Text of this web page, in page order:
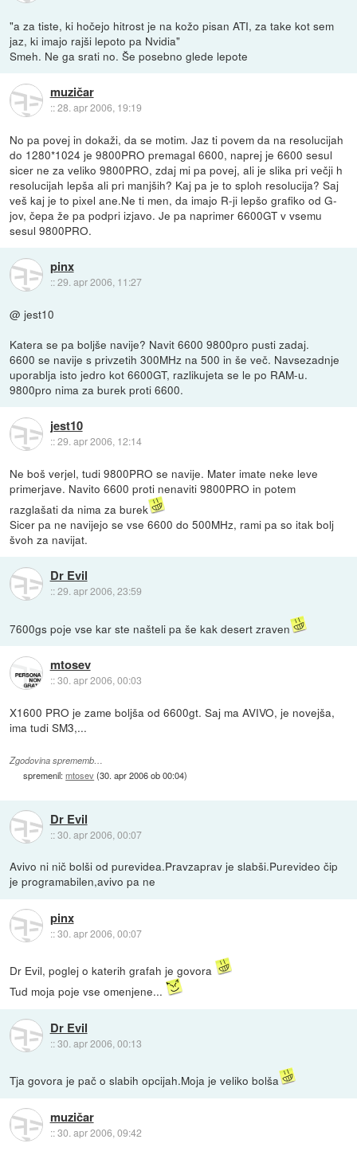
"a za tiste, ki hočejo hitrost je na kožo pisan ATI, za take kot sem
jaz, ki imajo rajši lepoto pa Nvidia"
Smeh. Ne ga srati no. Še posebno glede lepote
muzičar
::28. apr 2006, 19:19
No pa povej in dokaži, da se motim. Jaz ti povem da na resolucijah
do 1280*1024 je 9800PRO premagal 6600, naprej je 6600 sesul
sicer ne za veliko 9800PRO, zdaj mi pa povej, ali je slika pri večji h
resolucijah lepša ali pri manjših? Kaj pa je to sploh resolucija? Saj
veš kaj je to pixel ane.Ne ti men, da imajo R-ji lepšo grafiko od G-
jov, čepa že pa podpri izjavo. Je pa naprimer 6600GT v vsemu
sesul 9800PRO.
pinx
::29. apr 2006, 11:27
@ jest10
Katera se pa boljše navije? Navit 6600 9800pro pusti zadaj.
6600 se navije s privzetih 300MHz na 500 in še več. Navsezadnje
uporablja isto jedro kot 6600GT, razlikujeta se le po RAM-u.
9800pro nima za burek proti 6600.
jest10
::29. apr 2006, 12:14
Ne boš verjel, tudi 9800PRO se navije. Mater imate neke leve
primerjave. Navito 6600 proti nenaviti 9800PRO in potem
razglašati da nima za burek
Sicer pa ne navijejo se vse 6600 do 500MHz, rami pa so itak bolj
švoh za navijat.
Dr Evil
::29. apr 2006, 23:59
7600gs poje vse kar ste našteli pa še kak desert zraven
mtosev
::30. apr 2006, 00:03
X1600 PRO je zame boljša od 6600gt. Saj ma AVIVO, je novejša,
ima tudi SM3,...
Zgodovina sprememb…
spremenil:mtosev(30. apr 2006 ob 00:04)
Dr Evil
::30. apr 2006, 00:07
Avivo ni nič bolši od purevidea.Pravzaprav je slabši.Purevideo čip
je programabilen,avivo pa ne
pinx
::30. apr 2006, 00:07
Dr Evil, poglej o katerih grafah je govora
Tud moja poje vse omenjene...
Dr Evil
::30. apr 2006, 00:13
Tja govora je pač o slabih opcijah.Moja je veliko bolša
muzičar
::30. apr 2006, 09:42